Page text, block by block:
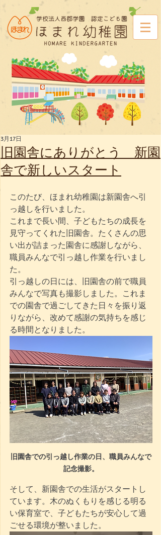
旧園舎にありがとう 新園
舎で新しいスタート
3月17日
このたび、ほまれ幼稚園は新園舎へ引
っ越しを行いました。
これまで長い間、子どもたちの成長を
見守ってくれた旧園舎。たくさんの思
い出が詰まった園舎に感謝しながら、
職員みんなで引っ越し作業を行いまし
た。
引っ越しの日には、旧園舎の前で職員
みんなで写真も撮影しました。これま
での園舎で過ごしてきた日々を振り返
りながら、改めて感謝の気持ちを感じ
る時間となりました。
旧園舎での引っ越し作業の日、職員みんなで
記念撮影。
そして、新園舎での生活がスタートし
ています。木のぬくもりを感じる明る
い保育室で、子どもたちが安心して過
ごせる環境が整いました。